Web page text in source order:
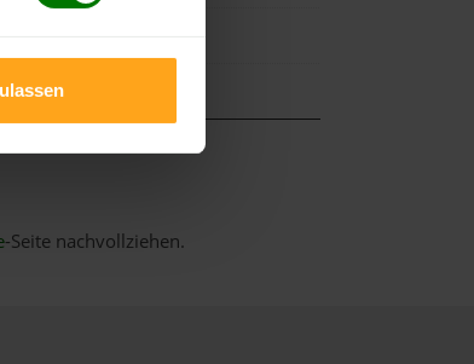
-Seite nachvollziehen.